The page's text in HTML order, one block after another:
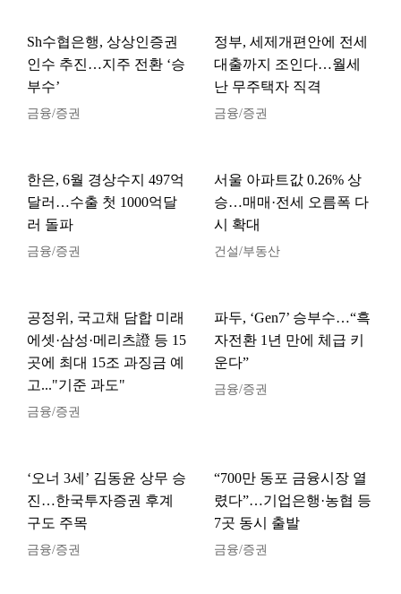
Sh수협은행, 상상인증권
인수 추진…지주 전환 ‘승
부수’
금융/증권
정부, 세제개편안에 전세
대출까지 조인다…월세
난 무주택자 직격
금융/증권
한은, 6월 경상수지 497억
달러…수출 첫 1000억달
러 돌파
금융/증권
서울 아파트값 0.26% 상
승…매매·전세 오름폭 다
시 확대
건설/부동산
공정위, 국고채 담합 미래
에셋·삼성·메리츠證 등 15
곳에 최대 15조 과징금 예
고..."기준 과도"
금융/증권
파두, ‘Gen7’ 승부수…“흑
자전환 1년 만에 체급 키
운다”
금융/증권
‘오너 3세’ 김동윤 상무 승
진…한국투자증권 후계
구도 주목
금융/증권
“700만 동포 금융시장 열
렸다”…기업은행·농협 등
7곳 동시 출발
금융/증권